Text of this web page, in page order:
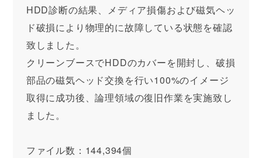
HDD診断の結果、メディア損傷および磁気ヘッ
ド破損により物理的に故障している状態を確認
致しました。
クリーンブースでHDDのカバーを開封し、破損
部品の磁気ヘッド交換を行い100%のイメージ
取得に成功後、論理領域の復旧作業を実施致し
ました。
ファイル数：144,394個